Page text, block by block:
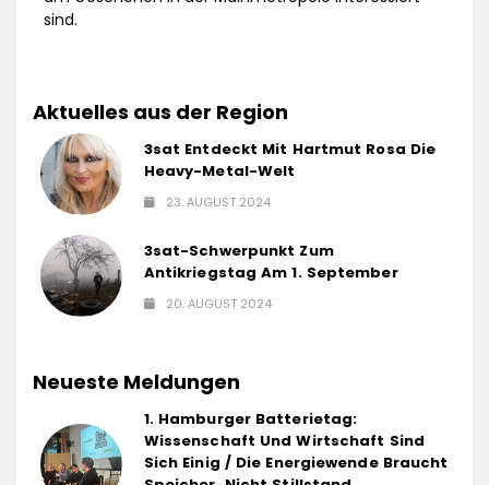
sind.
Aktuelles aus der Region
3sat Entdeckt Mit Hartmut Rosa Die
Heavy-Metal-Welt
23. AUGUST 2024
3sat-Schwerpunkt Zum
Antikriegstag Am 1. September
20. AUGUST 2024
Neueste Meldungen
1. Hamburger Batterietag:
Wissenschaft Und Wirtschaft Sind
Sich Einig / Die Energiewende Braucht